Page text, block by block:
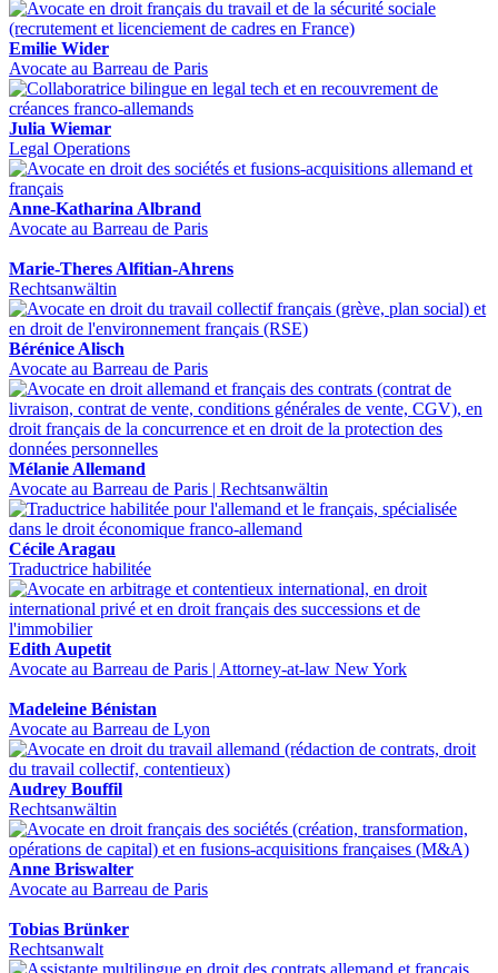
Emilie Wider
Avocate au Barreau de Paris
Julia Wiemar
Legal Operations
Anne-Katharina Albrand
Avocate au Barreau de Paris
Marie-Theres Alfitian-Ahrens
Rechtsanwältin
Bérénice Alisch
Avocate au Barreau de Paris
Mélanie Allemand
Avocate au Barreau de Paris | Rechtsanwältin
Cécile Aragau
Traductrice habilitée
Edith Aupetit
Avocate au Barreau de Paris | Attorney-at-law New York
Madeleine Bénistan
Avocate au Barreau de Lyon
Audrey Bouffil
Rechtsanwältin
Anne Briswalter
Avocate au Barreau de Paris
Tobias Brünker
Rechtsanwalt